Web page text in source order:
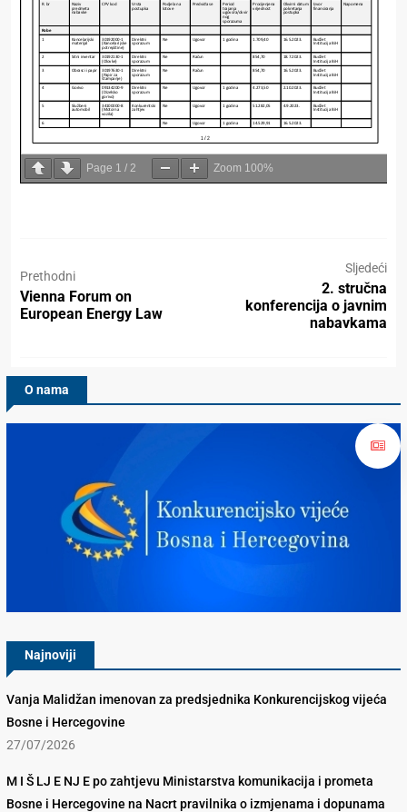
Page 1 / 2 Zoom 100%
Prethodni
Vienna Forum on
European Energy Law
Sljedeći
2. stručna
konferencija o javnim
nabavkama
O nama
Najnoviji
Vanja Malidžan imenovan za predsjednika Konkurencijskog vijeća
Bosne i Hercegovine
27/07/2026
M I Š LJ E NJ E po zahtjevu Ministarstva komunikacija i prometa
Bosne i Hercegovine na Nacrt pravilnika o izmjenama i dopunama